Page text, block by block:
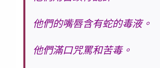
他們的嘴唇含有蛇的毒液。
他們滿口咒罵和苦毒。